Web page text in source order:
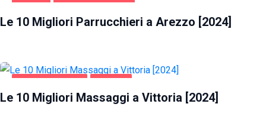
AREZZO SALUTE E BELLEZZA
Le 10 Migliori Parrucchieri a Arezzo [2024]
INTRATTENIMENTO VITTORIA
Le 10 Migliori Massaggi a Vittoria [2024]